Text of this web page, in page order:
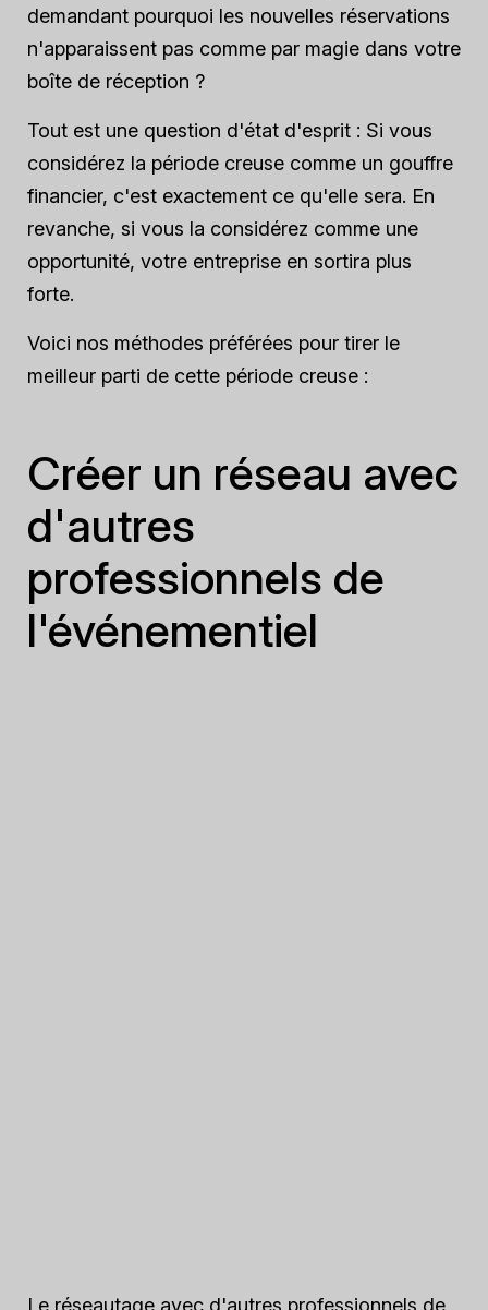
demandant pourquoi les nouvelles réservations
n'apparaissent pas comme par magie dans votre
boîte de réception ?
Tout est une question d'état d'esprit : Si vous
considérez la période creuse comme un gouffre
financier, c'est exactement ce qu'elle sera. En
revanche, si vous la considérez comme une
opportunité, votre entreprise en sortira plus
forte.
Voici nos méthodes préférées pour tirer le
meilleur parti de cette période creuse :
Créer un réseau avec
d'autres
professionnels de
l'événementiel
Le réseautage avec d'autres professionnels de